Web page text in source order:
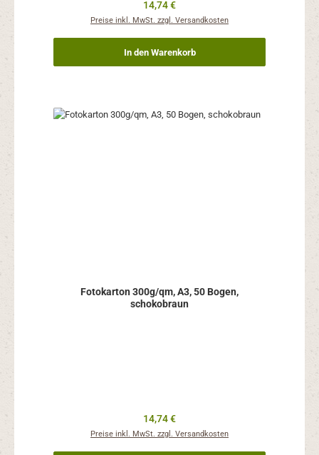
Regulärer Preis:
14,74 €
Preise inkl. MwSt. zzgl. Versandkosten
In den Warenkorb
Fotokarton 300g/qm, A3, 50 Bogen,
schokobraun
Regulärer Preis:
14,74 €
Preise inkl. MwSt. zzgl. Versandkosten